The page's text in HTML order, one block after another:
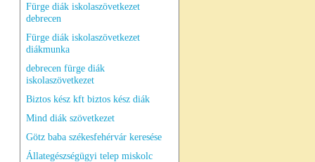
Fürge diák iskolaszövetkezet
debrecen
Fürge diák iskolaszövetkezet
diákmunka
debrecen fürge diák
iskolaszövetkezet
Biztos kész kft biztos kész diák
Mind diák szövetkezet
Götz baba székesfehérvár keresése
Állategészségügyi telep miskolc